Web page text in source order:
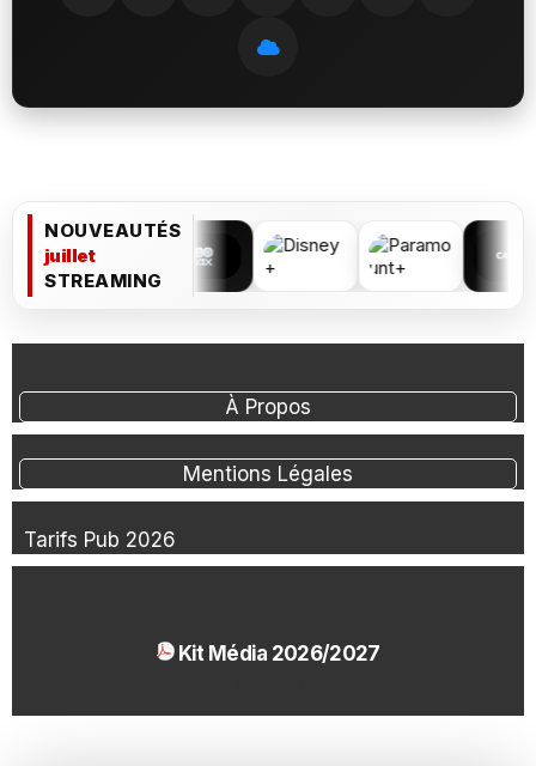
NOUVEAUTÉS
juillet
STREAMING
À Propos
Mentions Légales
Tarifs Pub 2026
Kit Média 2026/2027